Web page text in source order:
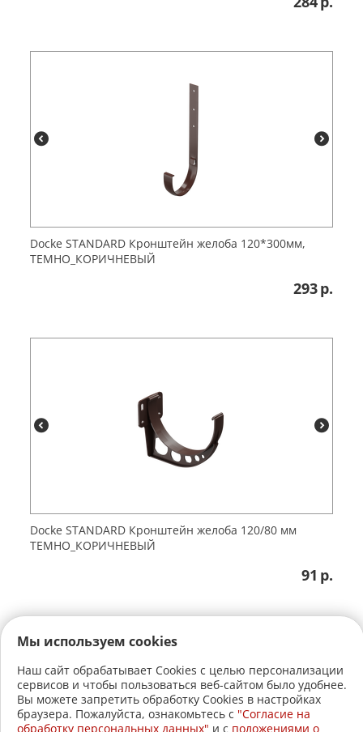
Docke STANDARD Кронштейн желоба 120*300мм,
ТЕМНО_КОРИЧНЕВЫЙ
293р.
Dоcke STANDARD Кронштейн желоба 120/80 мм
ТЕМНО_КОРИЧНЕВЫЙ
91 р.
+7 (3822)22-17-60
+7 (3822)21-30-30
Мы используем cookies
Наш сайт обрабатывает Cookies с целью персонализации
сервисов и чтобы пользоваться веб-сайтом было удобнее.
Вы можете запретить обработку Cookies в настройках
браузера. Пожалуйста, ознакомьтесь с "Согласие на
обработку персональных данных" и c положениями о